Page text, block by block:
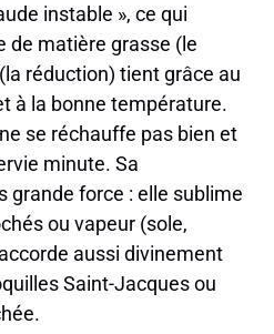
instable », ce qui
de matière grasse (le
réduction) tient grâce au
à la bonne température.
ne se réchauffe pas bien et
minute. Sa
grande force : elle sublime
ou vapeur (sole,
aussi divinement
Saint-Jacques ou